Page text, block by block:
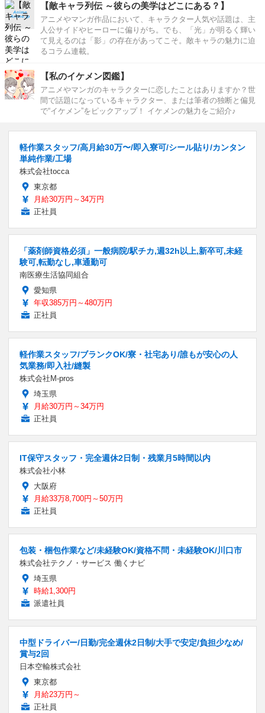
【敵キャラ列伝 ～彼らの美学はどこにある？】
アニメやマンガ作品において、キャラクター人気や話題は、主
人公サイドやヒーローに偏りがち。でも、「光」が明るく輝い
て見えるのは「影」の存在があってこそ。敵キャラの魅力に迫
るコラム連載。
【私のイケメン図鑑】
アニメやマンガのキャラクターに恋したことはありますか？世
間で話題になっているキャラクター、または筆者の独断と偏見
で“イケメン”をピックアップ！ イケメンの魅力をご紹介♪
軽作業スタッフ/高月給30万〜/即入寮可/シール貼り/カンタン
単純作業/工場
株式会社tocca
東京都
月給30万円～34万円
正社員
「薬剤師資格必須」一般病院/駅チカ,週32h以上,新卒可,未経
験可,転勤なし,車通勤可
南医療生活協同組合
愛知県
年収385万円～480万円
正社員
軽作業スタッフ/ブランクOK/寮・社宅あり/誰もが安心の人
気業務/即入社/縫製
株式会社M-pros
埼玉県
月給30万円～34万円
正社員
IT保守スタッフ・完全週休2日制・残業月5時間以内
株式会社小林
大阪府
月給33万8,700円～50万円
正社員
包装・梱包作業など/未経験OK/資格不問・未経験OK/川口市
株式会社テクノ・サービス 働くナビ
埼玉県
時給1,300円
派遣社員
中型ドライバー/日勤/完全週休2日制/大手で安定/負担少なめ/
賞与2回
日本空輸株式会社
東京都
月給23万円～
正社員